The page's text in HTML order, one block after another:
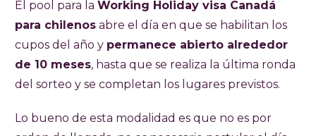
El pool para la Working Holiday visa Canadá
para chilenos abre el día en que se habilitan los
cupos del año y permanece abierto alrededor
de 10 meses, hasta que se realiza la última ronda
del sorteo y se completan los lugares previstos.
Lo bueno de esta modalidad es que no es por